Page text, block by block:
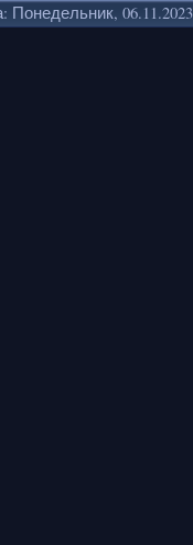
Понедельник,